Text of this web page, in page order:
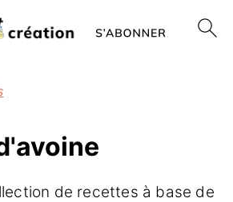
de recettes à base de